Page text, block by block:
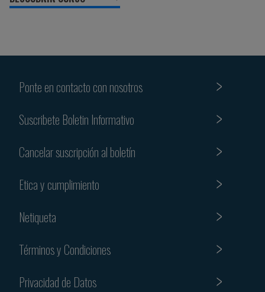
Ponte en contacto con nosotros
Suscribete Boletin Informativo
Cancelar suscripción al boletín
Etica y cumplimiento
Netiqueta
Términos y Condiciones
Privacidad de Datos